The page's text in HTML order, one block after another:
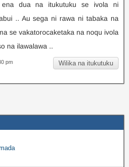
ena dua na itukutuku se ivola ni
.. Au sega ni rawa ni tabaka na
se vakatorocaketaka na noqu ivola
na ilawalawa ..
Wilika na itukutuku
pm